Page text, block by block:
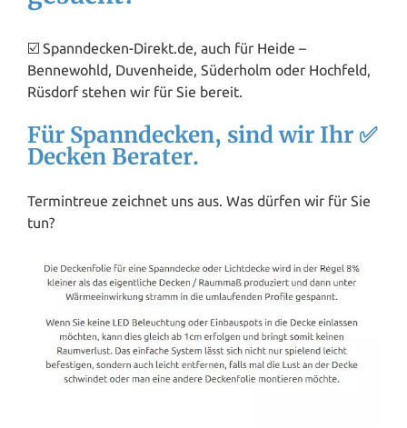
☑️ Spanndecken-Direkt.de, auch für Heide –
Bennewohld, Duvenheide, Süderholm oder Hochfeld,
Rüsdorf stehen wir für Sie bereit.
Für Spanndecken, sind wir Ihr ✅
Decken Berater.
Termintreue zeichnet uns aus. Was dürfen wir für Sie
tun?